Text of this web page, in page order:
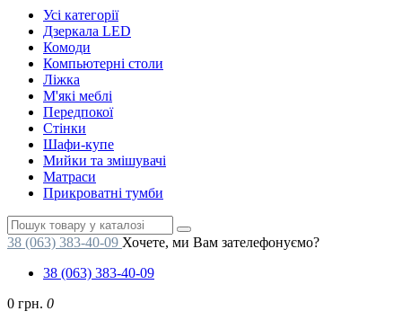
Усі категорії
Дзеркала LED
Комоди
Компьютерні столи
Ліжка
М'які меблі
Передпокої
Стінки
Шафи-купе
Мийки та змішувачі
Матраси
Прикроватні тумби
38 (063) 383-40-09 Хочете, ми Вам зателефонуємо?
38 (063) 383-40-09
0 грн. 0